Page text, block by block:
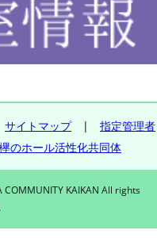
サイトマップ| 指定管理者
のホール活性化共同体
KAIKAN All rights